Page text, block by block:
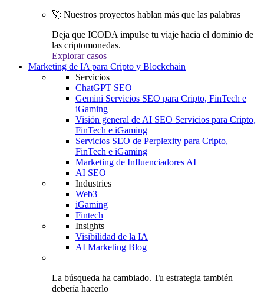
🚀 Nuestros proyectos hablan más que las palabras
Deja que ICODA impulse tu viaje hacia el dominio de
las criptomonedas.
Explorar casos
Marketing de IA para Cripto y Blockchain
Servicios
ChatGPT SEO
Gemini Servicios SEO para Cripto, FinTech e
iGaming
Visión general de AI SEO Servicios para Cripto,
FinTech e iGaming
Servicios SEO de Perplexity para Cripto,
FinTech e iGaming
Marketing de Influenciadores AI
AI SEO
Industries
Web3
iGaming
Fintech
Insights
Visibilidad de la IA
AI Marketing Blog
La búsqueda ha cambiado. Tu estrategia también
debería hacerlo